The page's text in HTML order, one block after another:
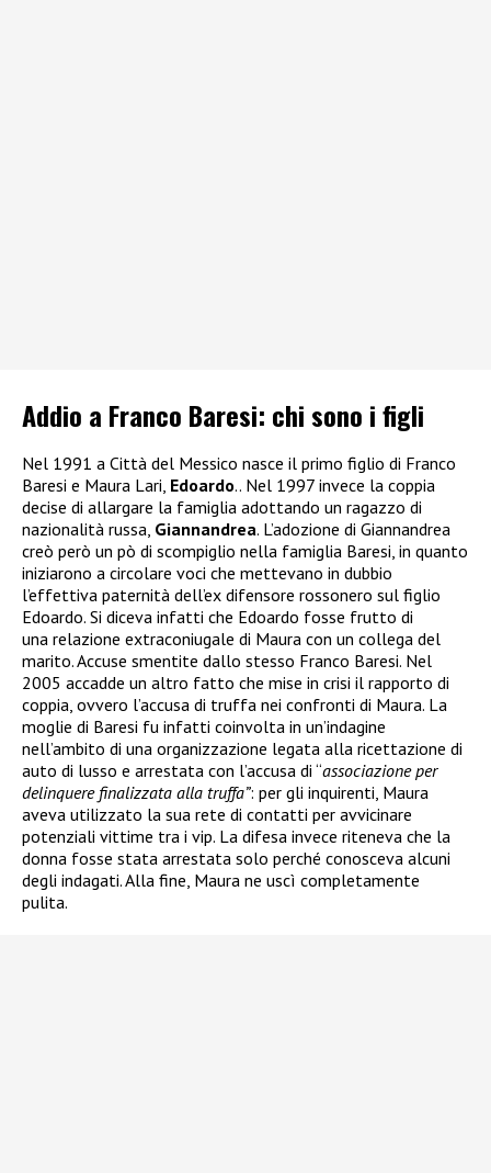
Addio a Franco Baresi: chi sono i figli
Nel 1991 a Città del Messico nasce il primo figlio di Franco
Baresi e Maura Lari, Edoardo.. Nel 1997 invece la coppia
decise di allargare la famiglia adottando un ragazzo di
nazionalità russa, Giannandrea. L’adozione di Giannandrea
creò però un pò di scompiglio nella famiglia Baresi, in quanto
iniziarono a circolare voci che mettevano in dubbio
l’effettiva paternità dell’ex difensore rossonero sul figlio
Edoardo. Si diceva infatti che Edoardo fosse frutto di
una relazione extraconiugale di Maura con un collega del
marito. Accuse smentite dallo stesso Franco Baresi. Nel
2005 accadde un altro fatto che mise in crisi il rapporto di
coppia, ovvero l’accusa di truffa nei confronti di Maura. La
moglie di Baresi fu infatti coinvolta in un’indagine
nell’ambito di una organizzazione legata alla ricettazione di
auto di lusso e arrestata con l’accusa di “associazione per
delinquere finalizzata alla truffa”: per gli inquirenti, Maura
aveva utilizzato la sua rete di contatti per avvicinare
potenziali vittime tra i vip. La difesa invece riteneva che la
donna fosse stata arrestata solo perché conosceva alcuni
degli indagati. Alla fine, Maura ne uscì completamente
pulita.